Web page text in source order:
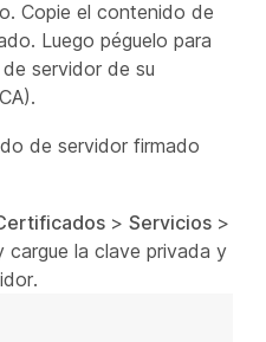
Copie el contenido de
Luego péguelo para
servidor de su
de servidor firmado
> Servicios >
cargue la clave privada y